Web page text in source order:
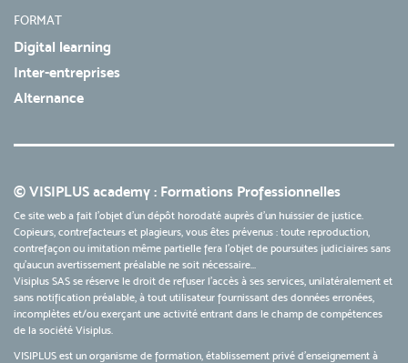
FORMAT
Digital learning
Inter-entreprises
Alternance
© VISIPLUS academy : Formations Professionnelles
Ce site web a fait l'objet d'un dépôt horodaté auprès d'un huissier de justice.
Copieurs, contrefacteurs et plagieurs, vous êtes prévenus : toute reproduction,
contrefaçon ou imitation même partielle fera l'objet de poursuites judiciaires sans
qu’aucun avertissement préalable ne soit nécessaire...
Visiplus SAS se réserve le droit de refuser l'accès à ses services, unilatéralement et
sans notification préalable, à tout utilisateur fournissant des données erronées,
incomplètes et/ou exerçant une activité entrant dans le champ de compétences
de la société Visiplus.
VISIPLUS est un organisme de formation, établissement privé d’enseignement à